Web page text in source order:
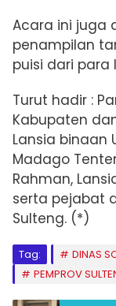
Acara ini juga
penampilan
puisi dari para
Turut hadir :
Kabupaten
Lansia binaan
Madago
Rahman,
serta pejabat
Sulteng. (*)
Tag: DINAS
PEMPROV